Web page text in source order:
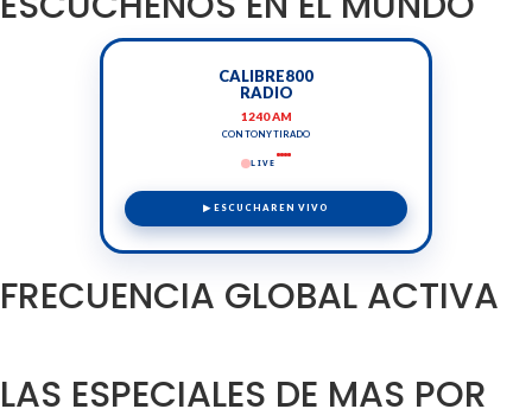
CALIBRE800
RADIO
1240 AM
CON TONY TIRADO
LIVE
▶ ESCUCHAR EN VIVO
FRECUENCIA GLOBAL ACTIVA
LAS ESPECIALES DE MAS POR